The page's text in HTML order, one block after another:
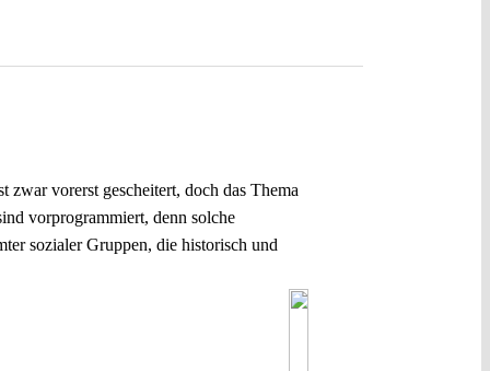
vorerst gescheitert, doch das Thema
vorprogrammiert, denn solche
sozialer Gruppen, die historisch und